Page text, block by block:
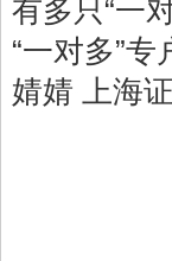
有多只“一
“一对多”
婧婧 上海